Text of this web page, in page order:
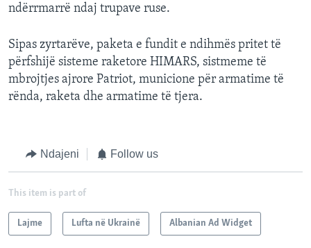
ndërrmarrë ndaj trupave ruse.
Sipas zyrtarëve, paketa e fundit e ndihmës pritet të
përfshijë sisteme raketore HIMARS, sistmeme të
mbrojtjes ajrore Patriot, municione për armatime të
rënda, raketa dhe armatime të tjera.
Ndajeni Follow us
This item is part of
Lajme Lufta në Ukrainë Albanian Ad Widget